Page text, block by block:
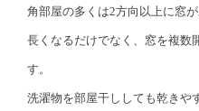
角部屋の多くは2方向以上に窓
長くなるだけでなく、窓を複数
す。
洗濯物を部屋干ししても乾きや